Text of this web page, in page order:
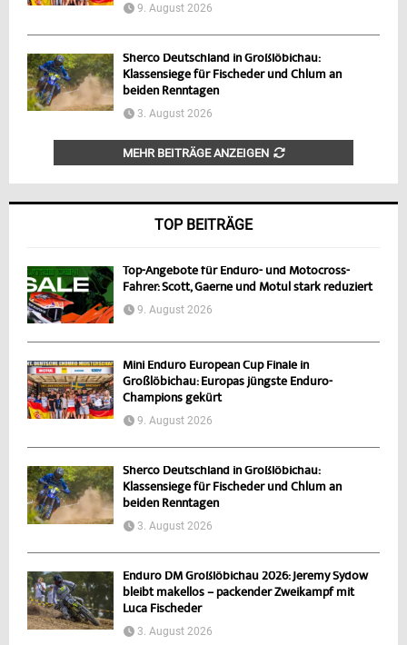
9. August 2026
Sherco Deutschland in Großlöbichau:
Klassensiege für Fischeder und Chlum an
beiden Renntagen
3. August 2026
MEHR BEITRÄGE ANZEIGEN
TOP BEITRÄGE
Top-Angebote für Enduro- und Motocross-
Fahrer: Scott, Gaerne und Motul stark reduziert
9. August 2026
Mini Enduro European Cup Finale in
Großlöbichau: Europas jüngste Enduro-
Champions gekürt
9. August 2026
Sherco Deutschland in Großlöbichau:
Klassensiege für Fischeder und Chlum an
beiden Renntagen
3. August 2026
Enduro DM Großlöbichau 2026: Jeremy Sydow
bleibt makellos – packender Zweikampf mit
Luca Fischeder
3. August 2026